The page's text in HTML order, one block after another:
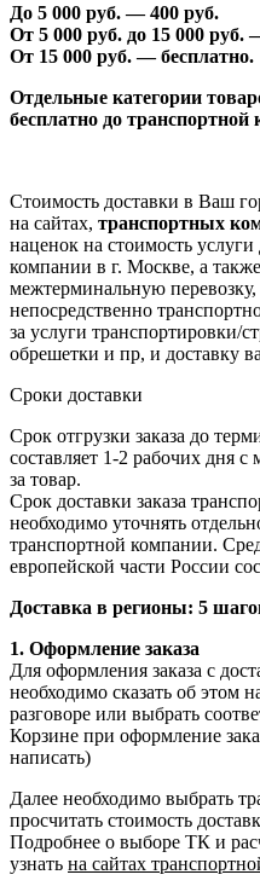
До 5 000 руб. —400 руб.
От 5 000 руб. до 15 000 руб.
От 15 000 руб. — бесплатно.
Отдельные категории
бесплатно до транспортной
Стоимость доставки в Ваш
на сайтах, транспортных
наценок на стоимость
компании в г. Москве, а
межтерминальную
непосредственно
за услуги транспортировки/
обрешетки и пр, и доставку
Сроки доставки
Срок отгрузки заказа до
составляет 1-2 рабочих дня
за товар.
Срок доставки заказа
необходимо уточнять
транспортной компании.
европейской части России
Доставка в регионы: 5
1. Оформление заказа
Для оформления заказа с
необходимо сказать об этом
разговоре или выбрать
Корзине при оформление
написать)
Далее необходимо выбрать
просчитать стоимость
Подробнее о выборе ТК и
узнать на сайтах